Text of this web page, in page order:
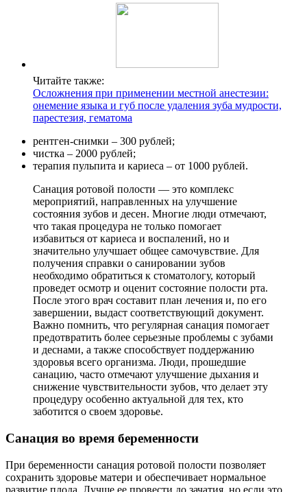
Читайте также:
Осложнения при применении местной анестезии:
онемение языка и губ после удаления зуба мудрости,
парестезия, гематома
рентген-снимки – 300 рублей;
чистка – 2000 рублей;
терапия пульпита и кариеса – от 1000 рублей.
Санация ротовой полости — это комплекс
мероприятий, направленных на улучшение
состояния зубов и десен. Многие люди отмечают,
что такая процедура не только помогает
избавиться от кариеса и воспалений, но и
значительно улучшает общее самочувствие. Для
получения справки о санировании зубов
необходимо обратиться к стоматологу, который
проведет осмотр и оценит состояние полости рта.
После этого врач составит план лечения и, по его
завершении, выдаст соответствующий документ.
Важно помнить, что регулярная санация помогает
предотвратить более серьезные проблемы с зубами
и деснами, а также способствует поддержанию
здоровья всего организма. Люди, прошедшие
санацию, часто отмечают улучшение дыхания и
снижение чувствительности зубов, что делает эту
процедуру особенно актуальной для тех, кто
заботится о своем здоровье.
Санация во время беременности
При беременности санация ротовой полости позволяет
сохранить здоровье матери и обеспечивает нормальное
развитие плода. Лучше ее провести до зачатия, но если это